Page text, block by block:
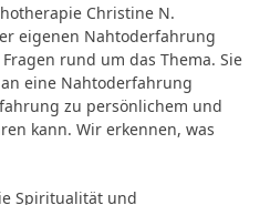
Christine N.
eigenen Nahtoderfahrung
rund um das Thema. Sie
eine Nahtoderfahrung
zu persönlichem und
kann. Wir erkennen, was
Spiritualität und